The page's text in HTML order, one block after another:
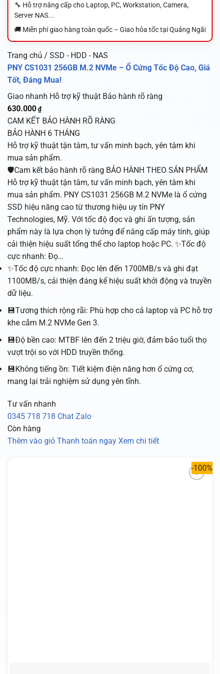
🔧 Hỗ trợ nâng cấp cho Laptop, PC, Workstation, Camera,
Server NAS...
🚚 Miễn phí giao hàng toàn quốc – Giao hỏa tốc tại Quảng Ngãi
Trang chủ / SSD - HDD - NAS
PNY CS1031 256GB M.2 NVMe – Ổ Cứng Tốc Độ Cao, Giá
Tốt, Đáng Mua!
Giao nhanh Hỗ trợ kỹ thuật Bảo hành rõ ràng
630.000 ₫
CAM KẾT BẢO HÀNH RÕ RÀNG
BẢO HÀNH 6 THÁNG
Hỗ trợ kỹ thuật tận tâm, tư vấn minh bạch, yên tâm khi
mua sản phẩm.
🛡️Cam kết bảo hành rõ ràng BẢO HÀNH THEO SẢN PHẨM
Hỗ trợ kỹ thuật tận tâm, tư vấn minh bạch, yên tâm khi
mua sản phẩm. PNY CS1031 256GB M.2 NVMe là ổ cứng
SSD hiệu năng cao từ thương hiệu uy tín PNY
Technologies, Mỹ. Với tốc độ đọc và ghi ấn tượng, sản
phẩm này là lựa chọn lý tưởng để nâng cấp máy tính, giúp
cải thiện hiệu suất tổng thể cho laptop hoặc PC. ✨Tốc độ
cực nhanh: Đọ…
✨Tốc độ cực nhanh: Đọc lên đến 1700MB/s và ghi đạt
1100MB/s, cải thiện đáng kể hiệu suất khởi động và truyền
dữ liệu.
💾Tương thích rộng rãi: Phù hợp cho cả laptop và PC hỗ trợ
khe cắm M.2 NVMe Gen 3.
💾Độ bền cao: MTBF lên đến 2 triệu giờ, đảm bảo tuổi thọ
vượt trội so với HDD truyền thống.
💾Không tiếng ồn: Tiết kiệm điện năng hơn ổ cứng cơ,
mang lại trải nghiệm sử dụng yên tĩnh.
Tư vấn nhanh
0345 718 718 Chat Zalo
Còn hàng
Thêm vào giỏ Thanh toán ngay Xem chi tiết
-100%